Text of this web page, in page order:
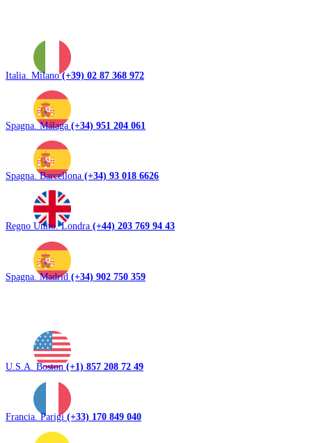
Italia. Milano(+39) 02 87 368 972
Spagna. Málaga (+34) 951 204 061
Spagna. Barcellona (+34) 93 018 6626
Regno Unito. Londra (+44) 203 769 94 43
Spagna. Madrid (+34) 902 750 359
U.S.A. Boston(+1) 857 208 72 49
Francia. Parigi(+33) 170 849 040